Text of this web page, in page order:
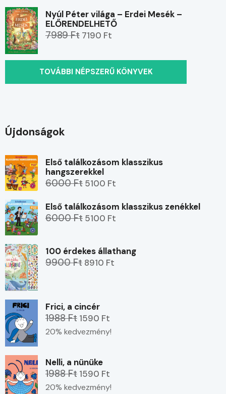
Nyúl Péter világa – Erdei Mesék –
ELŐRENDELHETŐ
7989 Ft 7190 Ft
TOVÁBBI NÉPSZERŰ KÖNYVEK
Újdonságok
Első találkozásom klasszikus
hangszerekkel
6000 Ft 5100 Ft
Első találkozásom klasszikus zenékkel
6000 Ft 5100 Ft
100 érdekes állathang
9900 Ft 8910 Ft
Frici, a cincér
1988 Ft 1590 Ft
20% kedvezmény!
Nelli, a nünüke
1988 Ft 1590 Ft
20% kedvezmény!